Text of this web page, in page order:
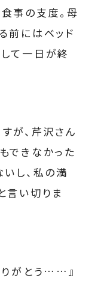
事の支度。母
前にはベッド
て一日が終
が、芹沢さん
できなかった
し、私の満
言い切りま
りがとう……』